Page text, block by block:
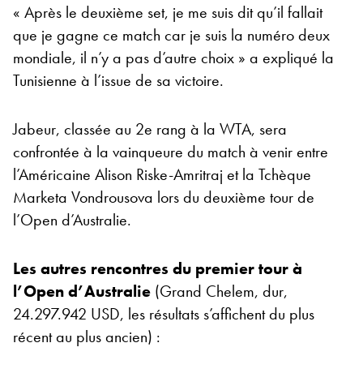
« Après le deuxième set, je me suis dit qu’il fallait
que je gagne ce match car je suis la numéro deux
mondiale, il n’y a pas d’autre choix » a expliqué la
Tunisienne à l’issue de sa victoire.
Jabeur, classée au 2e rang à la WTA, sera
confrontée à la vainqueure du match à venir entre
l’Américaine Alison Riske-Amritraj et la Tchèque
Marketa Vondrousova lors du deuxième tour de
l’Open d’Australie.
Les autres rencontres du premier tour à
l’Open d’Australie (Grand Chelem, dur,
24.297.942 USD, les résultats s’affichent du plus
récent au plus ancien) :